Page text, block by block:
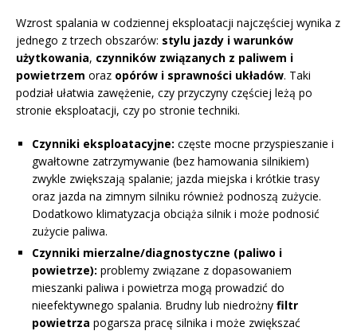
Wzrost spalania w codziennej eksploatacji najczęściej wynika z
jednego z trzech obszarów: stylu jazdy i warunków
użytkowania, czynników związanych z paliwem i
powietrzem oraz opórów i sprawności układów. Taki
podział ułatwia zawężenie, czy przyczyny częściej leżą po
stronie eksploatacji, czy po stronie techniki.
Czynniki eksploatacyjne: częste mocne przyspieszanie i
gwałtowne zatrzymywanie (bez hamowania silnikiem)
zwykle zwiększają spalanie; jazda miejska i krótkie trasy
oraz jazda na zimnym silniku również podnoszą zużycie.
Dodatkowo klimatyzacja obciąża silnik i może podnosić
zużycie paliwa.
Czynniki mierzalne/diagnostyczne (paliwo i
powietrze): problemy związane z dopasowaniem
mieszanki paliwa i powietrza mogą prowadzić do
nieefektywnego spalania. Brudny lub niedrożny filtr
powietrza pogarsza pracę silnika i może zwiększać